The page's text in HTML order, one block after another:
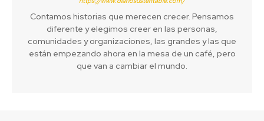
Contamos historias que merecen crecer. Pensamos
diferente y elegimos creer en las personas,
comunidades y organizaciones, las grandes y las que
están empezando ahora en la mesa de un café, pero
que van a cambiar el mundo.